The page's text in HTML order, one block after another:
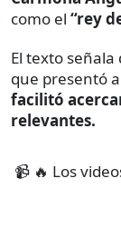
como el “rey
El texto señala
que presentó a
facilitó
relevantes.
📹 🔥 Los